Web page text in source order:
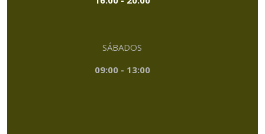
SÁBADOS
09:00 - 13:00